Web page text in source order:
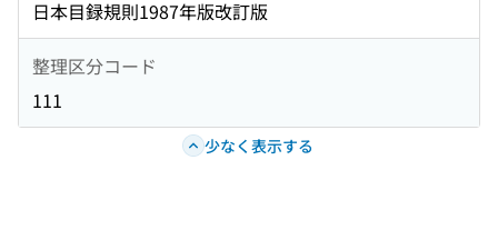
日本目録規則1987年版改訂版
整理区分コード
111
少なく表示する